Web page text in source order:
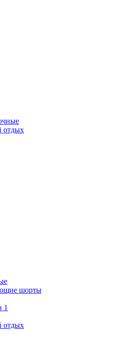
отдых
шорты
1
отдых